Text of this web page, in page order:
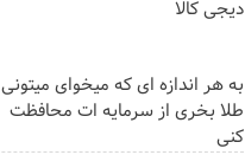
دیجی کالا
به هر اندازه ای که میخوای میتونی
طلا بخری از سرمایه ات محافظت
کنی